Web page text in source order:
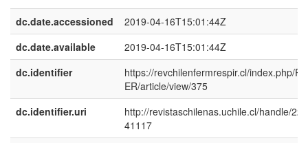
dc.date.accessioned
2019-04-16T15:01:44Z
dc.date.available
2019-04-16T15:01:44Z
dc.identifier
https://revchilenfermrespir.cl/index.php/
ER/article/view/375
dc.identifier.uri
http://revistaschilenas.uchile.cl/handle/
41117